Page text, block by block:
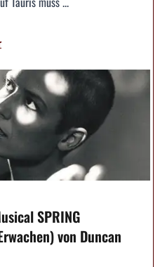
SPRING
von Duncan